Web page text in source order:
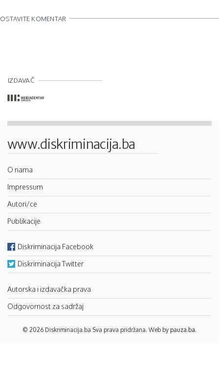
OSTAVITE KOMENTAR
IZDAVAČ
www.diskriminacija.ba
O nama
Impressum
Autori/ce
Publikacije
Diskriminacija Facebook
Diskriminacija Twitter
Autorska i izdavačka prava
Odgovornost za sadržaj
© 2026 Diskriminacija.ba Sva prava pridržana. Web by pauza.ba.